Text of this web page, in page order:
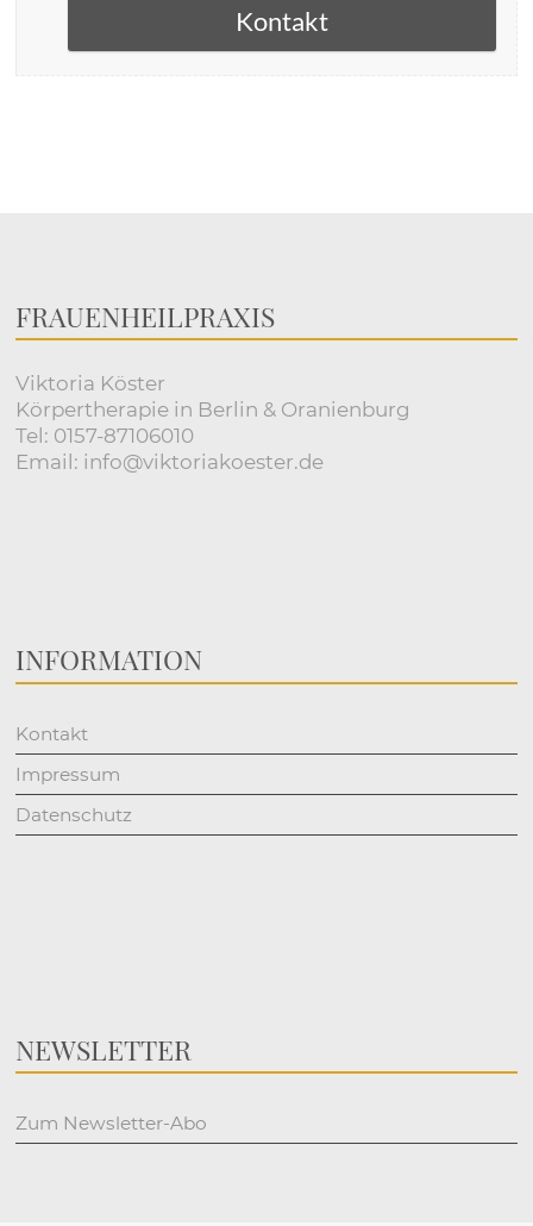
Kontakt
FRAUENHEILPRAXIS
Viktoria Köster
Körpertherapie in Berlin & Oranienburg
Tel: 0157-87106010
Email: info@viktoriakoester.de
INFORMATION
Kontakt
Impressum
Datenschutz
NEWSLETTER
Zum Newsletter-Abo